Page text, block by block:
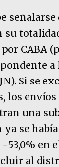
señalarse
su
CABA
a
Si se
los envíos
una
se
53,0% en
al